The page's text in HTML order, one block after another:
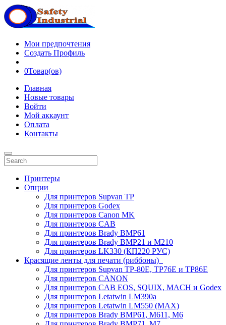
Мои предпочтения
Создать Профиль
0Товар(ов)
Главная
Новые товары
Войти
Мой аккаунт
Оплата
Контакты
Принтеры
Опции
Для принтеров Supvan TP
Для принтеров Godex
Для принтеров Canon MK
Для принтеров CAB
Для принтеров Brady BMP61
Для принтеров Brady BMP21 и M210
Для принтеров LK330 (КП220 РУС)
Красящие ленты для печати (риббоны)
Для принтеров Supvan TP-80E, TP76E и TP86E
Для принтеров CANON
Для принтеров CAB EOS, SQUIX, MACH и Godex
Для принтеров Letatwin LM390a
Для принтеров Letatwin LM550 (MAX)
Для принтеров Brady BMP61, M611, M6